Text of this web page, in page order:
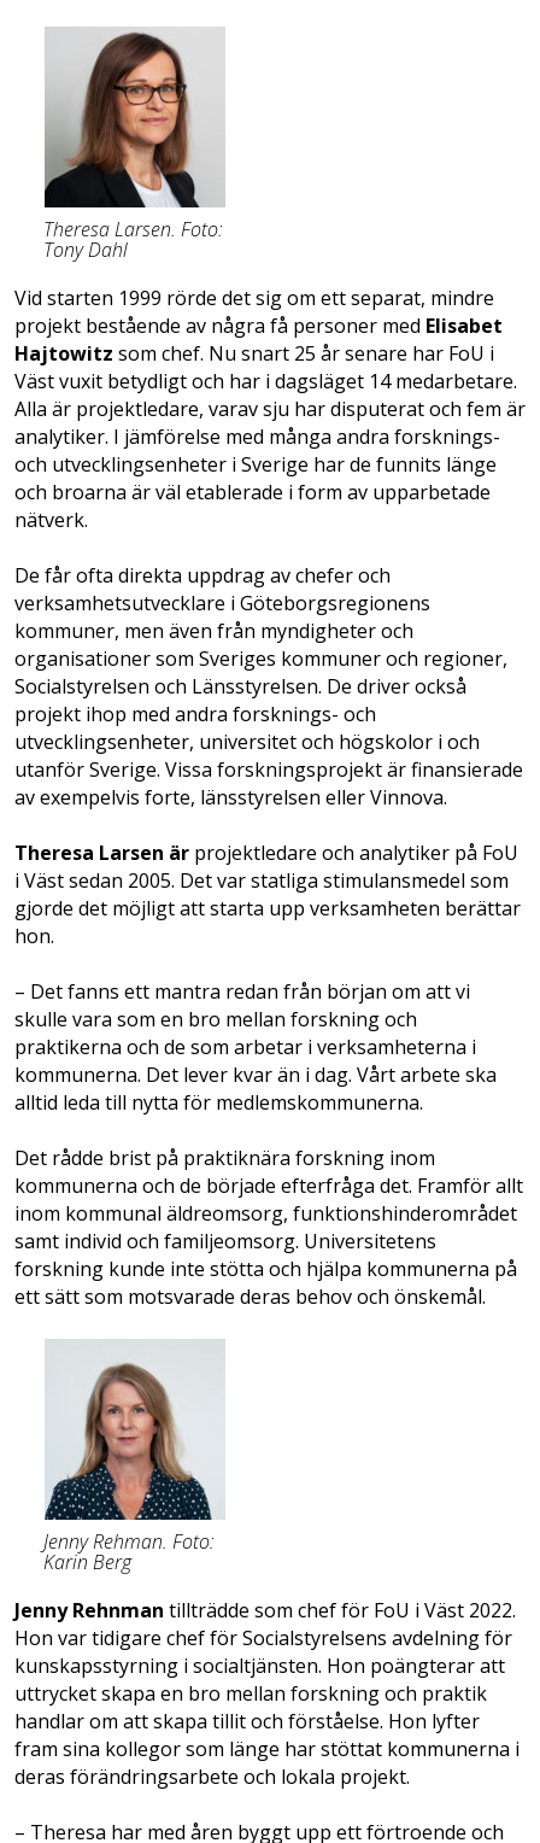
Theresa Larsen. Foto:
Tony Dahl
Vid starten 1999 rörde det sig om ett separat, mindre
projekt bestående av några få personer med Elisabet
Hajtowitz som chef. Nu snart 25 år senare har FoU i
Väst vuxit betydligt och har i dagsläget 14 medarbetare.
Alla är projektledare, varav sju har disputerat och fem är
analytiker. I jämförelse med många andra forsknings-
och utvecklingsenheter i Sverige har de funnits länge
och broarna är väl etablerade i form av upparbetade
nätverk.
De får ofta direkta uppdrag av chefer och
verksamhetsutvecklare i Göteborgsregionens
kommuner, men även från myndigheter och
organisationer som Sveriges kommuner och regioner,
Socialstyrelsen och Länsstyrelsen. De driver också
projekt ihop med andra forsknings- och
utvecklingsenheter, universitet och högskolor i och
utanför Sverige. Vissa forskningsprojekt är finansierade
av exempelvis forte, länsstyrelsen eller Vinnova.
Theresa Larsen är projektledare och analytiker på FoU
i Väst sedan 2005. Det var statliga stimulansmedel som
gjorde det möjligt att starta upp verksamheten berättar
hon.
– Det fanns ett mantra redan från början om att vi
skulle vara som en bro mellan forskning och
praktikerna och de som arbetar i verksamheterna i
kommunerna. Det lever kvar än i dag. Vårt arbete ska
alltid leda till nytta för medlemskommunerna.
Det rådde brist på praktiknära forskning inom
kommunerna och de började efterfråga det. Framför allt
inom kommunal äldreomsorg, funktionshinderområdet
samt individ och familjeomsorg. Universitetens
forskning kunde inte stötta och hjälpa kommunerna på
ett sätt som motsvarade deras behov och önskemål.
Jenny Rehman. Foto:
Karin Berg
Jenny Rehnman tillträdde som chef för FoU i Väst 2022.
Hon var tidigare chef för Socialstyrelsens avdelning för
kunskapsstyrning i socialtjänsten. Hon poängterar att
uttrycket skapa en bro mellan forskning och praktik
handlar om att skapa tillit och förståelse. Hon lyfter
fram sina kollegor som länge har stöttat kommunerna i
deras förändringsarbete och lokala projekt.
– Theresa har med åren byggt upp ett förtroende och